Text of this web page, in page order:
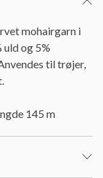
mohairgarn i
uld og 5%
til trøjer,
145 m